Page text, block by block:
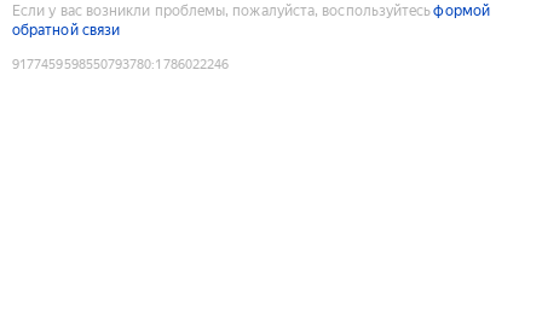
Если у вас возникли проблемы, пожалуйста, воспользуйтесьформой
обратной связи
9177459598550793780:1786022246